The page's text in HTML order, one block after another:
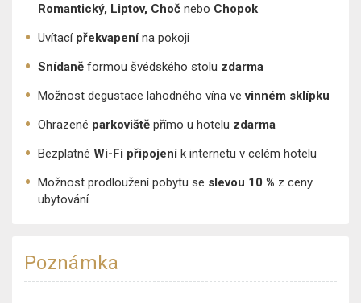
Romantický, Liptov, Choč nebo Chopok
Uvítací překvapenína pokoji
Snídaně formou švédského stolu zdarma
Možnost degustace lahodného vína vevinném sklípku
Ohrazené parkoviště přímo u hotelu zdarma
Bezplatné Wi-Fi připojeník internetu v celém hotelu
Možnost prodloužení pobytu se slevou 10 % z ceny
ubytování
Poznámka